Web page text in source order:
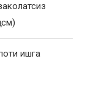
ишга